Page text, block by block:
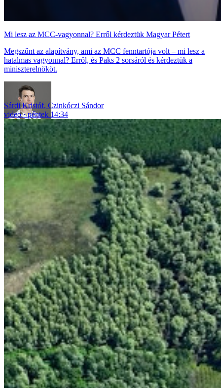
Mi lesz az MCC-vagyonnal? Erről kérdeztük Magyar Pétert
Megszűnt az alapítvány, ami az MCC fenntartója volt – mi lesz a
hatalmas vagyonnal? Erről, és Paks 2 sorsáról és kérdeztük a
miniszterelnököt.
Sárdi Kristóf, Czinkóczi Sándor
video
péntek 14:34